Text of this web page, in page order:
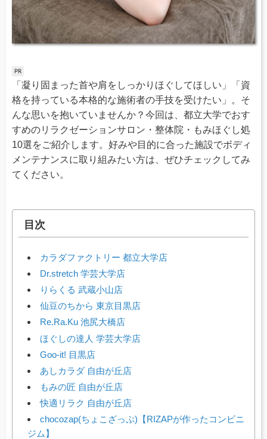
「凝り固まった首や肩をしっかりほぐしてほしい」「資
格を持っている本格的な施術者の手技を受けたい」。そ
んな思いを抱いていませんか？今回は、都立大学でおす
すめのリラクゼーションサロン・整体院・もみほぐし処
10選をご紹介します。好みや目的に合った施設でボディ
メンテナンスに取り組みたい方は、ぜひチェックしてみ
てください。
目次
カラダファクトリー 都立大学店
Dr.stretch 学芸大学店
りらくる 武蔵小山店
仙豆のちから 東京目黒店
Re.Ra.Ku 池尻大橋店
ほぐしの達人 学芸大学店
Goo-it! 目黒店
あしカラダ 自由が丘店
もみの匠 自由が丘店
快適リラク 自由が丘店
chocozap(ちょこざっぷ)【RIZAPが作ったコンビニ
ジム】